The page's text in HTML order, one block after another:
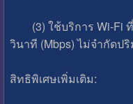
(3) ใช้บริการ Wi-Fi ที่
วินาที (Mbps) ไม่จำกัดป
สิทธิพิเศษเพิ่มเติม: